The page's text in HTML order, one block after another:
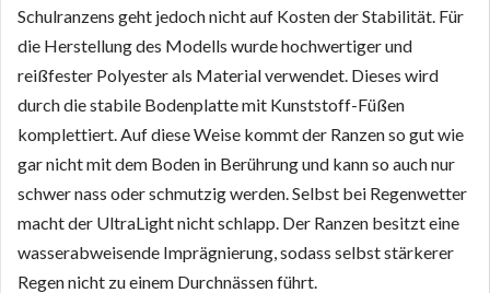
Schulranzens geht jedoch nicht auf Kosten der Stabilität. Für
die Herstellung des Modells wurde hochwertiger und
reißfester Polyester als Material verwendet. Dieses wird
durch die stabile Bodenplatte mit Kunststoff-Füßen
komplettiert. Auf diese Weise kommt der Ranzen so gut wie
gar nicht mit dem Boden in Berührung und kann so auch nur
schwer nass oder schmutzig werden. Selbst bei Regenwetter
macht der UltraLight nicht schlapp. Der Ranzen besitzt eine
wasserabweisende Imprägnierung, sodass selbst stärkerer
Regen nicht zu einem Durchnässen führt.